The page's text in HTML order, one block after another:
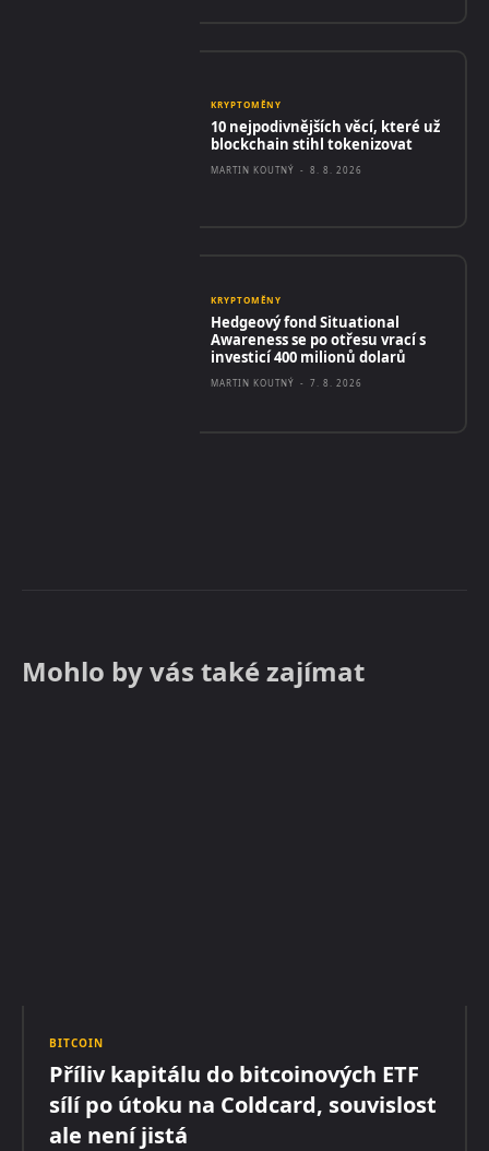
KRYPTOMĚNY
10 nejpodivnějších věcí, které už
blockchain stihl tokenizovat
MARTIN KOUTNÝ - 8. 8. 2026
KRYPTOMĚNY
Hedgeový fond Situational
Awareness se po otřesu vrací s
investicí 400 milionů dolarů
MARTIN KOUTNÝ - 7. 8. 2026
Mohlo by vás také zajímat
BITCOIN
Příliv kapitálu do bitcoinových ETF
sílí po útoku na Coldcard, souvislost
ale není jistá